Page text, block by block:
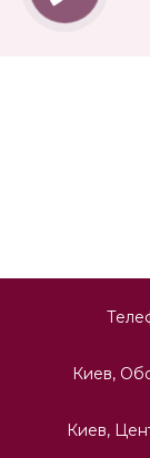
Киев,
Киев,